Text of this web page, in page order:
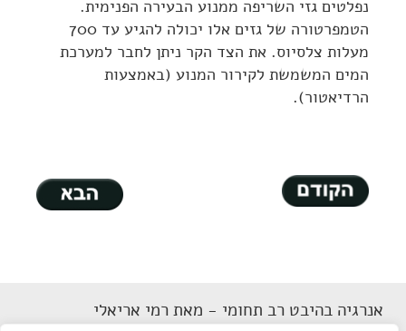
נפלטים גזי השריפה ממנוע הבעירה הפנימית.
הטמפרטורה של גזים אלו יכולה להגיע עד 700
מעלות צלסיוס. את הצד הקר ניתן לחבר למערכת
המים המשמשת לקירור המנוע (באמצעות
הרדיאטור).
אנרגיה בהיבט רב תחומי - מאת רמי אריאלי